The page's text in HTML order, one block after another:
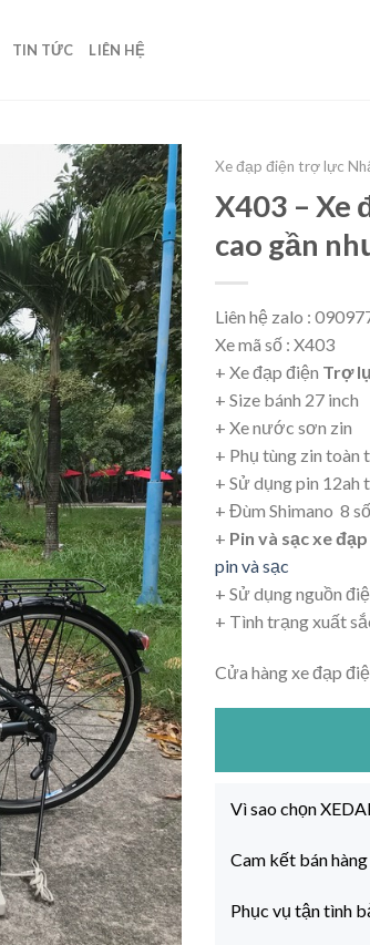
TIN TỨC LIÊN HỆ
Xe đạp điện trợ lực
X403 – Xe
cao gần
Liên hệ zalo :
Xe mã số : X403
+ Xe đạp điện Trợ
+ Size bánh 27 inch
+ Xe nước sơn zin
+ Phụ tùng zin
+ Sử dụng pin
+ Đùm Shimano 8
+ Pin và sạc xe
pin và sạc
+ Sử dụng nguồn
+ Tình trạng xuất
Cửa hàng xe đạp
Vì sao chọn
Cam kết bán
Phục vụ tận tình